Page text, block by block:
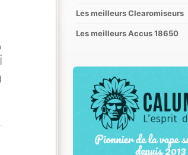
Les meilleurs Clearomiseurs
Les meilleurs Accus 18650